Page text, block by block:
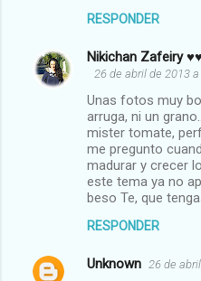
RESPONDER
Nikichan Zafeiry
26 de abril de 2013
Unas fotos muy
arruga, ni un
mister tomate,
me pregunto
madurar y crecer
este tema ya no
beso Te, que
RESPONDER
Unknown 26 de